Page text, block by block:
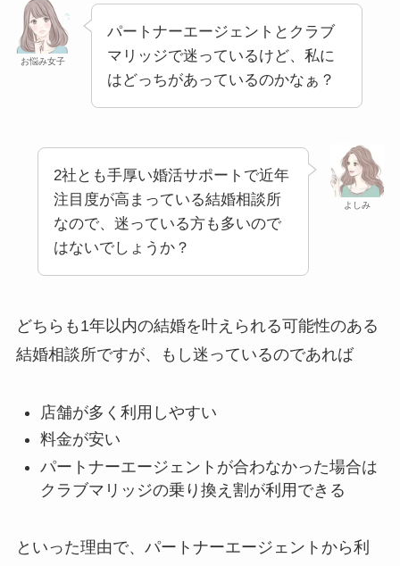
お悩み女子
パートナーエージェントとクラブ
マリッジで迷っているけど、私に
はどっちがあっているのかなぁ？
よしみ
2社とも手厚い婚活サポートで近年
注目度が高まっている結婚相談所
なので、迷っている方も多いので
はないでしょうか？
どちらも1年以内の結婚を叶えられる可能性のある
結婚相談所ですが、もし迷っているのであれば
店舗が多く利用しやすい
料金が安い
パートナーエージェントが合わなかった場合は
クラブマリッジの乗り換え割が利用できる
といった理由で、パートナーエージェントから利